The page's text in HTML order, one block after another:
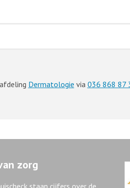
Dermatologie via 036 868 87
zorg
staan cijfers over de